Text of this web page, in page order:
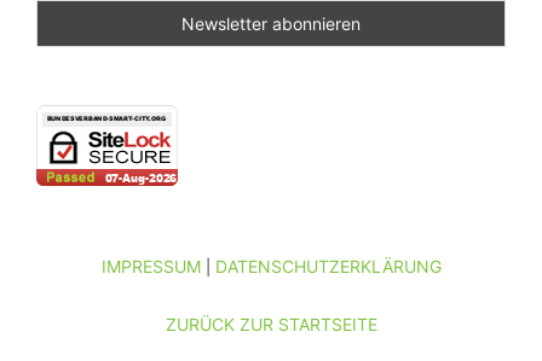
IMPRESSUM| DATENSCHUTZERKLÄRUNG
ZURÜCK ZUR STARTSEITE